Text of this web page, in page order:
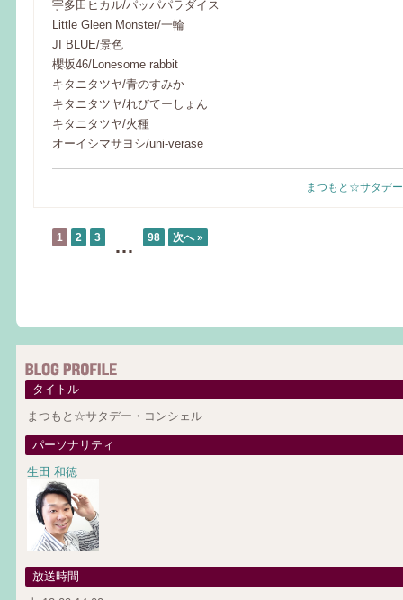
宇多田ヒカル/パッパパラダイス
Little Gleen Monster/一輪
JI BLUE/景色
櫻坂46/Lonesome rabbit
キタニタツヤ/青のすみか
キタニタツヤ/れびてーしょん
キタニタツヤ/火種
オーイシマサヨシ/uni-verase
まつもと☆サタデ
1 2 3 … 98 次へ »
タイトル
まつもと☆サタデー・コンシェル
パーソナリティ
生田 和徳
放送時間